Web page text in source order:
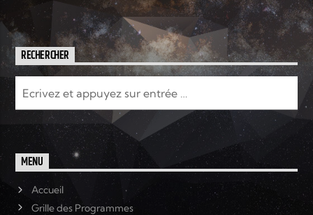
RECHERCHER
MENU
Accueil
Grille des Programmes